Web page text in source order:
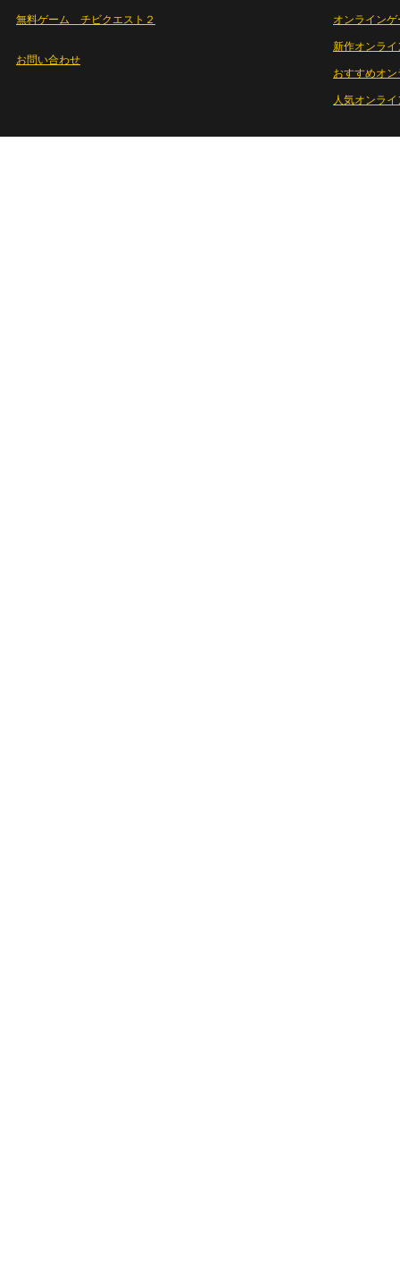
無料ゲーム チビクエスト２
お問い合わせ
オンライン
新作オンライ
おすすめオ
人気オンラ